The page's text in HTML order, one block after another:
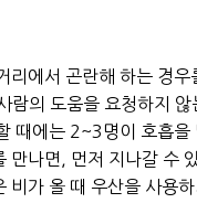
에서 곤란해 하는 경
의 도움을 요청하지
때에는 2~3명이 호흡
나면, 먼저 지나갈 수
가 올 때 우산을 사용